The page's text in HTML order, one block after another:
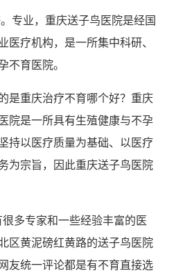
专业，重庆送子鸟医院是经国
医疗机构，是一所集中科研、
不育医院。
是重庆治疗不育哪个好？重庆
院是一所具有生殖健康与不孕
持以医疗质量为基础、以医疗
为宗旨，因此重庆送子鸟医院
很多专家和一些经验丰富的医
区黄泥磅红黄路的送子鸟医院
友统一评论都是有不育直接选